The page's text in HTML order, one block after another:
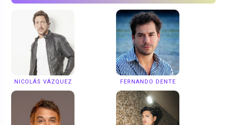
NICOLÁS VÁZQUEZ FERNANDO DENTE